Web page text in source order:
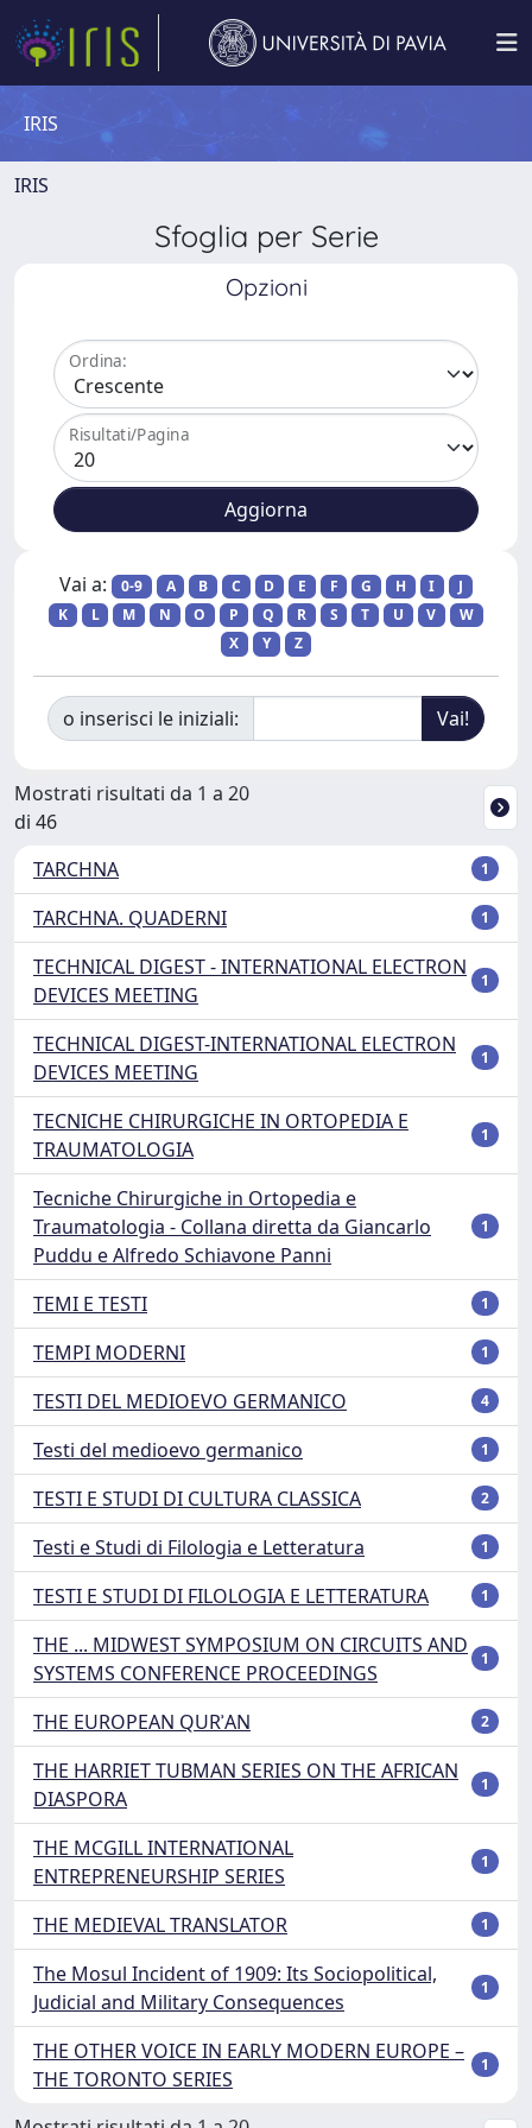
IRIS
IRIS
Sfoglia per Serie
Opzioni
Ordina:
Risultati/Pagina
Vai a: 0-9 A B C D E F G H I
J
K
L M N O P Q R S T U V
W
X
Y Z
o inserisci le iniziali:
Mostrati risultati da 1 a 20
di 46
TARCHNA
1
TARCHNA. QUADERNI 1
TECHNICAL DIGEST - INTERNATIONAL ELECTRON
DEVICES MEETING
1
TECHNICAL DIGEST-INTERNATIONAL ELECTRON
DEVICES MEETING
1
TECNICHE CHIRURGICHE IN ORTOPEDIA E
TRAUMATOLOGIA
1
Tecniche Chirurgiche in Ortopedia e
Traumatologia - Collana diretta da Giancarlo
Puddu e Alfredo Schiavone Panni
1
TEMI E TESTI 1
TEMPI MODERNI 1
TESTI DEL MEDIOEVO GERMANICO 4
Testi del medioevo germanico 1
TESTI E STUDI DI CULTURA CLASSICA 2
Testi e Studi di Filologia e Letteratura 1
TESTI E STUDI DI FILOLOGIA E LETTERATURA 1
THE ... MIDWEST SYMPOSIUM ON CIRCUITS AND
SYSTEMS CONFERENCE PROCEEDINGS
1
THE EUROPEAN QURʾAN 2
THE HARRIET TUBMAN SERIES ON THE AFRICAN
DIASPORA
1
THE MCGILL INTERNATIONAL
ENTREPRENEURSHIP SERIES
1
THE MEDIEVAL TRANSLATOR 1
The Mosul Incident of 1909: Its Sociopolitical,
Judicial and Military Consequences
1
THE OTHER VOICE IN EARLY MODERN EUROPE –
THE TORONTO SERIES
1